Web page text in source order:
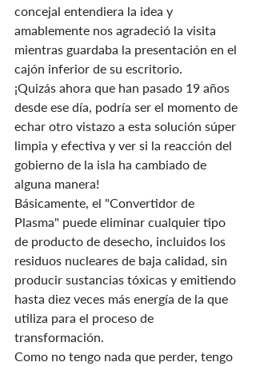
concejal entendiera la idea y
amablemente nos agradeció la visita
mientras guardaba la presentación en el
cajón inferior de su escritorio.
¡Quizás ahora que han pasado 19 años
desde ese día, podría ser el momento de
echar otro vistazo a esta solución súper
limpia y efectiva y ver si la reacción del
gobierno de la isla ha cambiado de
alguna manera!
Básicamente, el "Convertidor de
Plasma" puede eliminar cualquier tipo
de producto de desecho, incluidos los
residuos nucleares de baja calidad, sin
producir sustancias tóxicas y emitiendo
hasta diez veces más energía de la que
utiliza para el proceso de
transformación.
Como no tengo nada que perder, tengo